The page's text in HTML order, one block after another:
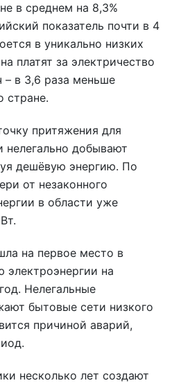
в среднем на 8,3%
показатель почти в 4
в уникально низких
платят за электричество
– в 3,6 раза меньше
стране.
притяжения для
добывают
дешёвую энергию. По
от незаконного
в области уже
на первое место в
электроэнергии на
Нелегальные
бытовые сети низкого
причиной аварий,
несколько лет создают